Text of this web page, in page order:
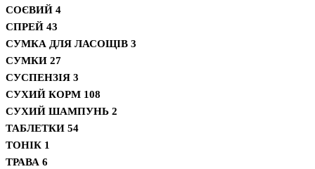
СОЄВИЙ 4
СПРЕЙ 43
СУМКА ДЛЯ ЛАСОЩІВ 3
СУМКИ 27
СУСПЕНЗІЯ 3
СУХИЙ КОРМ 108
СУХИЙ ШАМПУНЬ 2
ТАБЛЕТКИ 54
ТОНІК 1
ТРАВА 6